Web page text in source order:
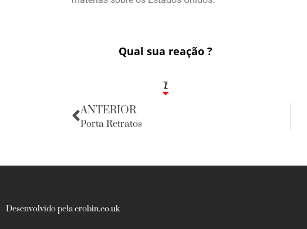
Qual sua reação ?
1
7
ANTERIOR
Porta Retratos
Desenvolvido pela crobin.co.uk